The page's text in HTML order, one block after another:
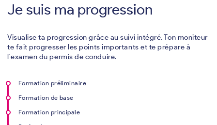
Je suis ma progression
Visualise ta progression grâce au suivi intégré. Ton moniteur
te fait progresser les points importants et te prépare à
l'examen du permis de conduire.
Formation préliminaire
Formation de base
Formation principale